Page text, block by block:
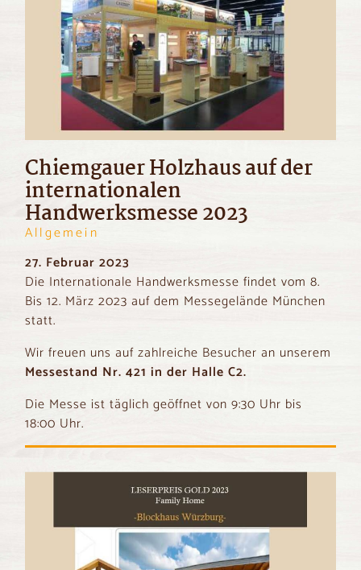
Chiemgauer Holzhaus auf der
internationalen
Handwerksmesse 2023
Allgemein
27. Februar 2023
Die Internationale Handwerksmesse findet vom 8.
Bis 12. März 2023 auf dem Messegelände München
statt.
Wir freuen uns auf zahlreiche Besucher an unserem
Messestand Nr. 421 in der Halle C2.
Die Messe ist täglich geöffnet von 9:30 Uhr bis
18:00 Uhr.